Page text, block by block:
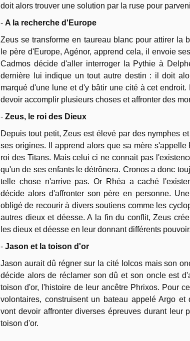
doit alors trouver une solution par la ruse pour
- A la recherche d'Europe
Zeus se transforme en taureau blanc pour attirer la
le père d'Europe, Agénor, apprend cela, il envoie
Cadmos décide d'aller interroger la Pythie à
dernière lui indique un tout autre destin : il doit
marqué d'une lune et d'y bâtir une cité à cet
devoir accomplir plusieurs choses et affronter des
- Zeus, le roi des Dieux
Depuis tout petit, Zeus est élevé par des nymphes
ses origines. Il apprend alors que sa mère
roi des Titans. Mais celui ci ne connait pas
qu'un de ses enfants le détrônera. Cronos a donc
telle chose n'arrive pas. Or Rhéa a caché
décide alors d'affronter son père en personne.
obligé de recourir à divers soutiens comme les
autres dieux et déesse. A la fin du conflit, Zeus
les dieux et déesse en leur donnant différents
- Jason et la toison d'or
Jason aurait dû régner sur la cité Iolcos mais son
décide alors de réclamer son dû et son oncle est
toison d'or, l'histoire de leur ancêtre Phrixos. Pour
volontaires, construisent un bateau appelé Argo
vont devoir affronter diverses épreuves durant leur
toison d'or.